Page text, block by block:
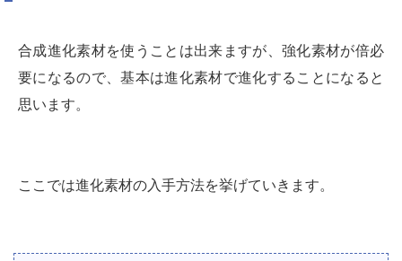
合成進化素材を使うことは出来ますが、強化素材が倍必
要になるので、基本は進化素材で進化することになると
思います。
ここでは進化素材の入手方法を挙げていきます。